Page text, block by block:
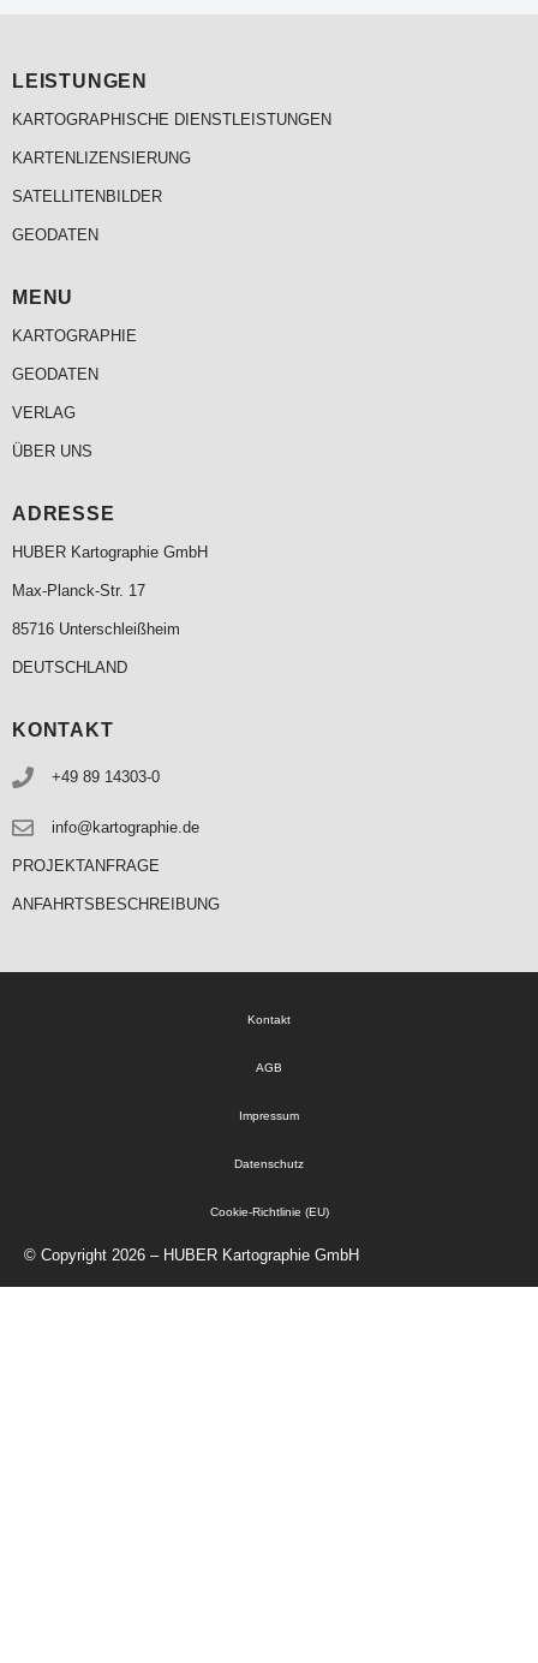
LEISTUNGEN
KARTOGRAPHISCHE DIENSTLEISTUNGEN
KARTENLIZENSIERUNG
SATELLITENBILDER
GEODATEN
MENU
KARTOGRAPHIE
GEODATEN
VERLAG
ÜBER UNS
ADRESSE
HUBER Kartographie GmbH
Max-Planck-Str. 17
85716 Unterschleißheim
DEUTSCHLAND
KONTAKT
+49 89 14303-0
info@kartographie.de
PROJEKTANFRAGE
ANFAHRTSBESCHREIBUNG
© Copyright 2026 – HUBER Kartographie GmbH
Kontakt
AGB
Impressum
Datenschutz
Cookie-Richtlinie (EU)